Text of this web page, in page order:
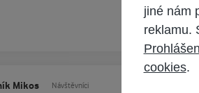
Mikos Návštěvníci
jiné nám
reklamu.
cookies.